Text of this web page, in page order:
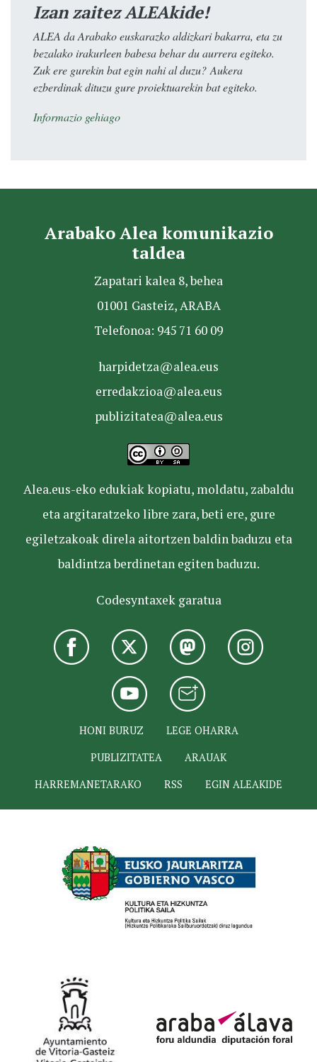
Izan zaitez ALEAkide!
ALEA da Arabako euskarazko aldizkari bakarra, eta zu
bezalako irakurleen babesa behar du aurrera egiteko.
Zuk ere gurekin bat egin nahi al duzu? Aukera
ezberdinak dituzu gure proiektuarekin bat egiteko.
Informazio gehiago
Arabako Alea komunikazio
taldea
Zapatari kalea 8, behea
01001 Gasteiz, ARABA
Telefonoa: 945 71 60 09
harpidetza@alea.eus
erredakzioa@alea.eus
publizitatea@alea.eus
Alea.eus-eko edukiak kopiatu, moldatu, zabaldu
eta argitaratzeko libre zara, beti ere, gure
egiletzakoak direla aitortzen baldin baduzu eta
baldintza berdinetan egiten baduzu.
Codesyntaxek garatua
HONI BURUZ
LEGE OHARRA
PUBLIZITATEA
ARAUAK
HARREMANETARAKO
RSS EGIN ALEAKIDE